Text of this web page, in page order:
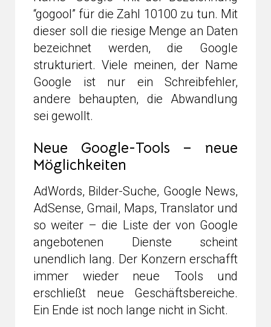
“gogool” für die Zahl 10100 zu tun. Mit
dieser soll die riesige Menge an Daten
bezeichnet werden, die Google
strukturiert. Viele meinen, der Name
Google ist nur ein Schreibfehler,
andere behaupten, die Abwandlung
sei gewollt.
Neue Google-Tools – neue
Möglichkeiten
AdWords, Bilder-Suche, Google News,
AdSense, Gmail, Maps, Translator und
so weiter – die Liste der von Google
angebotenen Dienste scheint
unendlich lang. Der Konzern erschafft
immer wieder neue Tools und
erschließt neue Geschäftsbereiche.
Ein Ende ist noch lange nicht in Sicht.